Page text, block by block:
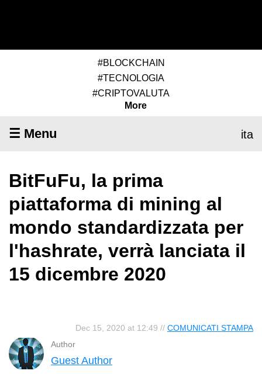
#BLOCKCHAIN
#TECNOLOGIA
#CRIPTOVALUTA
More
☰ Menu ita
BitFuFu, la prima
piattaforma di mining al
mondo standardizzata per
l'hashrate, verrà lanciata il
15 dicembre 2020
Dec 15, 2020 at 12:49 // COMUNICATI STAMPA
Author
Guest Author